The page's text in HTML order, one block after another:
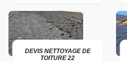
DEVIS NETTOYAGE DE
TOITURE 22